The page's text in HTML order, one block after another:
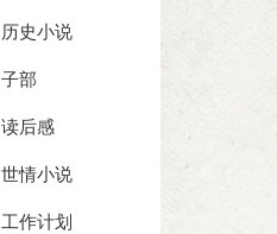
历史小说
子部
读后感
世情小说
工作计划